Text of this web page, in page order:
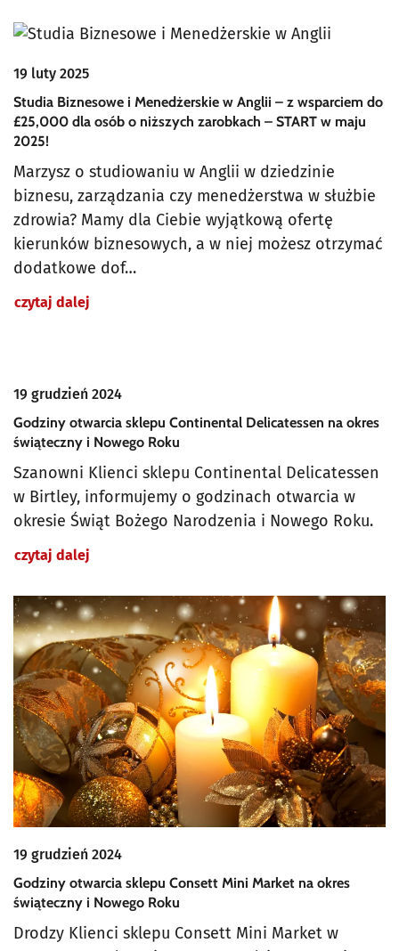
19 luty 2025
Studia Biznesowe i Menedżerskie w Anglii – z wsparciem do
£25,000 dla osób o niższych zarobkach – START w maju
2025!
Marzysz o studiowaniu w Anglii w dziedzinie
biznesu, zarządzania czy menedżerstwa w służbie
zdrowia? Mamy dla Ciebie wyjątkową ofertę
kierunków biznesowych, a w niej możesz otrzymać
dodatkowe dof…
czytaj dalej
19 grudzień 2024
Godziny otwarcia sklepu Continental Delicatessen na okres
świąteczny i Nowego Roku
Szanowni Klienci sklepu Continental Delicatessen
w Birtley, informujemy o godzinach otwarcia w
okresie Świąt Bożego Narodzenia i Nowego Roku.
czytaj dalej
19 grudzień 2024
Godziny otwarcia sklepu Consett Mini Market na okres
świąteczny i Nowego Roku
Drodzy Klienci sklepu Consett Mini Market w